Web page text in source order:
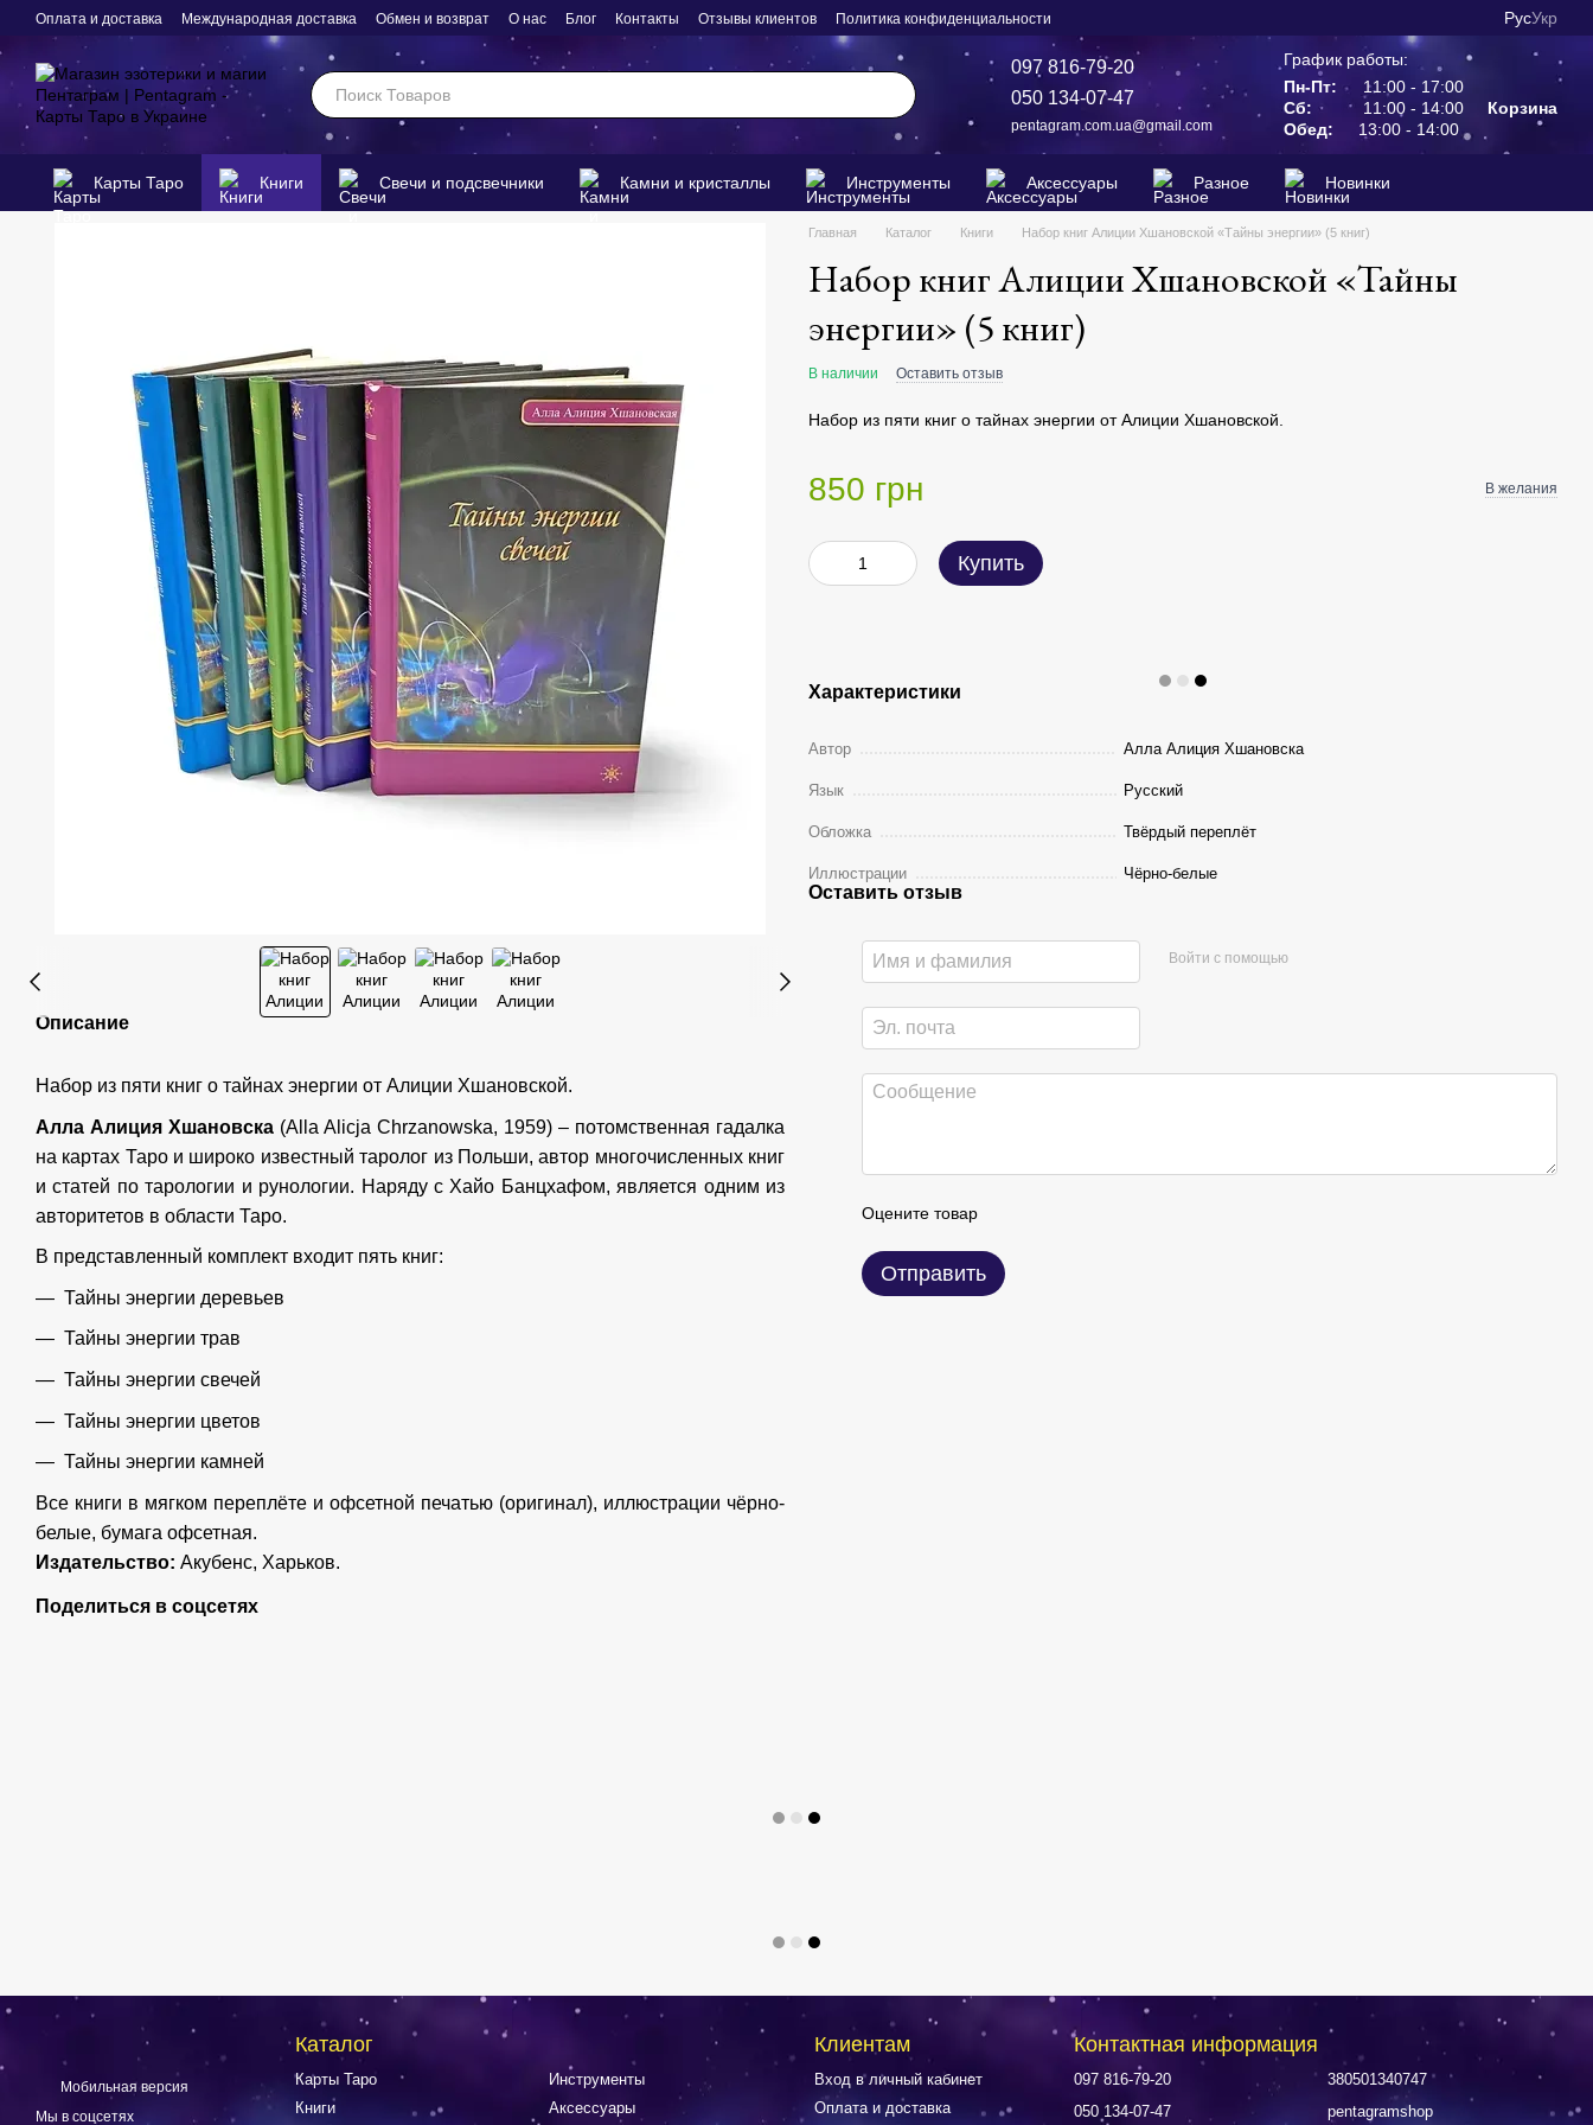
Перейти к основному контенту
Оплата и доставка Международная доставка Обмен и возврат О нас Блог Контакты Отзывы клиентов Политика конфиденциальности РусУкр
097 816-79-20
050 134-07-47
pentagram.com.ua@gmail.com
График работы:
Пн-Пт:
11:00 - 17:00
Сб:
11:00 - 14:00
Обед:
13:00 - 14:00
Корзина
Карты Таро Книги Свечи и подсвечники Камни и кристаллы Инструменты Аксессуары Разное Новинки
Описание
Набор из пяти книг о тайнах энергии от Алиции Хшановской.
Алла Алиция Хшановска (Alla Alicja Chrzanowska, 1959) – потомственная гадалка
на картах Таро и широко известный таролог из Польши, автор многочисленных книг
и статей по тарологии и рунологии. Наряду с Хайо Банцхафом, является одним из
авторитетов в области Таро.
В представленный комплект входит пять книг:
Тайны энергии деревьев
Тайны энергии трав
Тайны энергии свечей
Тайны энергии цветов
Тайны энергии камней
Все книги в мягком переплёте и офсетной печатью (оригинал), иллюстрации чёрно-
белые, бумага офсетная.
Издательство: Акубенс, Харьков.
Поделиться в соцсетях
Главная Каталог Книги Набор книг Алиции Хшановской «Тайны энергии» (5 книг)
Набор книг Алиции Хшановской «Тайны
энергии» (5 книг)
В наличии Оставить отзыв
Набор из пяти книг о тайнах энергии от Алиции Хшановской.
850 грн В желания
Купить
Характеристики
Автор Алла Алиция Хшановска
Язык Русский
Обложка Твёрдый переплёт
Иллюстрации Чёрно-белые
Оставить отзыв
Войти с помощью
Оцените товар
Отправить
Мобильная версия
Мы в соцсетях
Каталог
Карты Таро
Книги
Инструменты
Аксессуары
Клиентам
Вход в личный кабинет
Оплата и доставка
Контактная информация
097 816-79-20
050 134-07-47
380501340747
pentagramshop